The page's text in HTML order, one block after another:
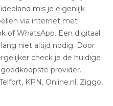
mis je eigenlijk
via internet met
of WhatsApp. Een digitaal
niet altijd nodig. Door
check je de huidige
provider.
KPN, Online.nl, Ziggo,